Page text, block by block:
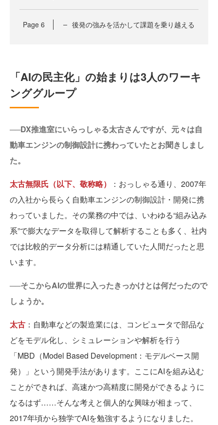
Page 6 後発の強みを活かして課題を乗り越える
「AIの民主化」の始まりは3人のワーキ
ンググループ
──DX推進室にいらっしゃる太古さんですが、元々は自
動車エンジンの制御設計に携わっていたとお聞きしまし
た。
太古無限氏（以下、敬称略）
：おっしゃる通り、2007年
の入社から長らく自動車エンジンの制御設計・開発に携
わっていました。その業務の中では、いわゆる“組み込み
系”で膨大なデータを取得して解析することも多く、社内
では比較的データ分析には精通していた人間だったと思
います。
──そこからAIの世界に入ったきっかけとは何だったので
しょうか。
太古 ：自動車などの製造業には、コンピュータで部品な
どをモデル化し、シミュレーションや解析を行う
「MBD（Model Based Development：モデルベース開
発）」という開発手法があります。ここにAIを組み込む
ことができれば、高速かつ高精度に開発ができるように
なるはず……そんな考えと個人的な興味が相まって、
2017年頃から独学でAIを勉強するようになりました。